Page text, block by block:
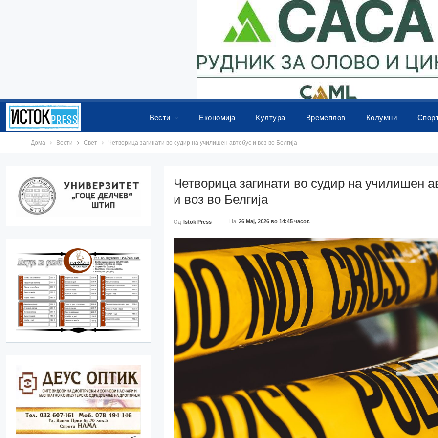
Вести Економија Култура Времеплов Колумни
Дома Вести Свет Четворица загинати во судир на училишен автобус и воз во Белгија
Четворица загинати во судир на училишен
и воз во Белгија
Од Istok Press На 26 Мај, 2026 во 14:45 часот.